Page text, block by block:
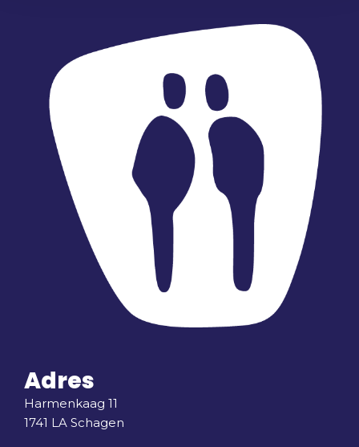
Adres
Harmenkaag 11
1741 LA Schagen